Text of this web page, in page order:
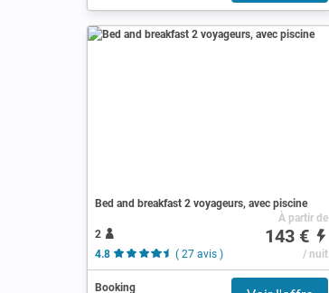
Bed and breakfast 2 voyageurs, avec piscine
2
4.8
( 27 avis )
À partir de
143 €
/ nuit
Booking